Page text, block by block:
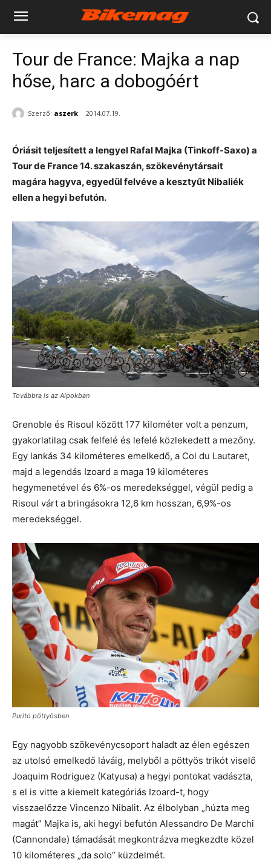
Tour de France: Majka a nap
hőse, harc a dobogóért
Szerző: aszerk 2014.07.19.
Óriásit teljesített a lengyel Rafal Majka (Tinkoff-Saxo) a
Tour de France 14. szakaszán, szökevénytársait
magára hagyva, egyedül felvéve a kesztyűt Nibaliék
ellen a hegyi befutón.
Továbbra is az Alpokban
Grenoble és Risoul között 177 kilométer volt a penzum,
gyakorlatilag csak felfelé és lefelé közlekedett a mezőny.
Egy lankás 34 kilométeres emelkedő, a Col du Lautaret,
majd a legendás Izoard a maga 19 kilométeres
hegymenetével és 6%-os meredekséggel, végül pedig a
Risoul várt a bringásokra 12,6 km hosszan, 6,9%-os
meredekséggel.
Purito pöttyösben
Egy nagyobb szökevénycsoport haladt az élen egészen
az utolsó emelkedő láváig, melyből a pöttyös trikót viselő
Joaquim Rodriguez (Katyusa) a hegyi pontokat vadászta,
s el is vitte a kiemelt kategóriás Izoard-t, hogy
visszaelőzze Vincenzo Nibalit. Az élbolyban „húzta meg
magát” Majka is, aki hegyi befutón Alessandro De Marchi
(Cannondale) támadását megkontrázva megkezdte közel
10 kilométeres „da solo” küzdelmét.